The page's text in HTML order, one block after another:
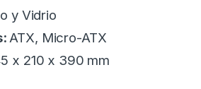
y Vidrio
ATX, Micro-ATX
x 210 x 390 mm